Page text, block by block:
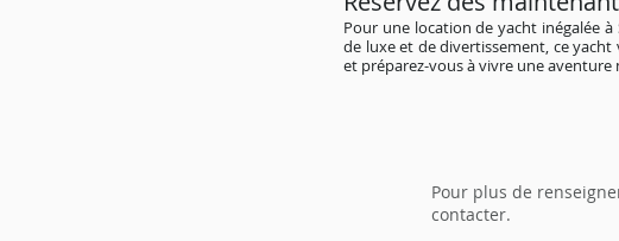
Pour une location de yacht inégalée
de luxe et de divertissement, ce
et préparez-vous à vivre une
Pour plus de
contacter.